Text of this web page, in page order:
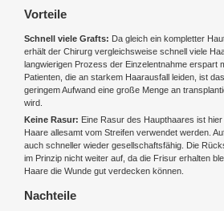
Vorteile
Schnell viele Grafts: Da gleich ein kompletter
erhält der Chirurg vergleichsweise schnell viele
langwierigen Prozess der Einzelentnahme erspart
Patienten, die an starkem Haarausfall leiden, ist
geringem Aufwand eine große Menge an
wird.
Keine Rasur: Eine Rasur des Haupthaares ist
Haare allesamt vom Streifen verwendet werden.
auch schneller wieder gesellschaftsfähig. Die
im Prinzip nicht weiter auf, da die Frisur erhalten
Haare die Wunde gut verdecken können.
Nachteile